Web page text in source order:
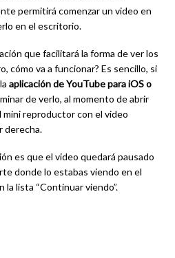
permitirá comenzar un video en
en el escritorio.
que facilitará la forma de ver los
cómo va a funcionar? Es sencillo, si
aplicación de YouTube para iOS o
de verlo, al momento de abrir
reproductor con el video
derecha.
es que el video quedará pausado
donde lo estabas viendo en el
la lista “Continuar viendo”.